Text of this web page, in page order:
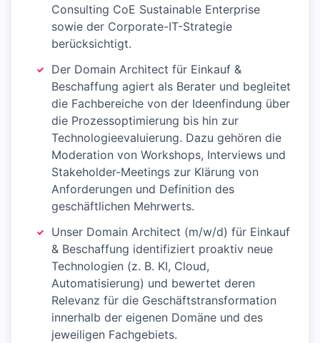
Consulting CoE Sustainable Enterprise
sowie der Corporate-IT-Strategie
berücksichtigt.
Der Domain Architect für Einkauf &
Beschaffung agiert als Berater und begleitet
die Fachbereiche von der Ideenfindung über
die Prozessoptimierung bis hin zur
Technologieevaluierung. Dazu gehören die
Moderation von Workshops, Interviews und
Stakeholder-Meetings zur Klärung von
Anforderungen und Definition des
geschäftlichen Mehrwerts.
Unser Domain Architect (m/w/d) für Einkauf
& Beschaffung identifiziert proaktiv neue
Technologien (z. B. KI, Cloud,
Automatisierung) und bewertet deren
Relevanz für die Geschäftstransformation
innerhalb der eigenen Domäne und des
jeweiligen Fachgebiets.